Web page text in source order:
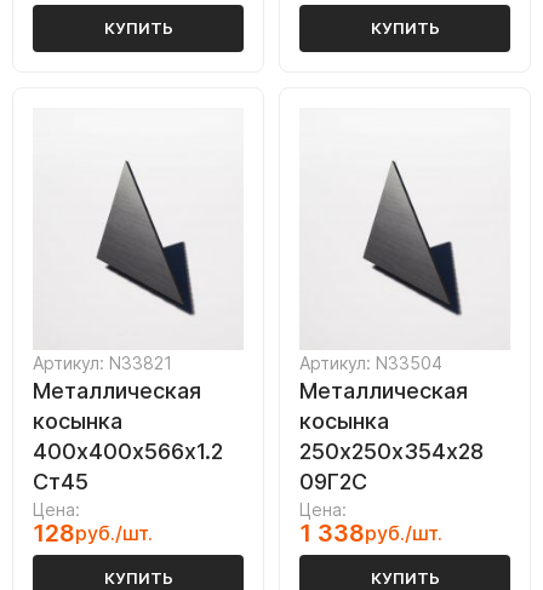
КУПИТЬ КУПИТЬ
Артикул: N33821
Металлическая
косынка
400х400х566х1.2
Ст45
Цена:
128руб./шт.
КУПИТЬ
Артикул: N33504
Металлическая
косынка
250х250х354х28
09Г2С
Цена:
1 338руб./шт.
КУПИТЬ